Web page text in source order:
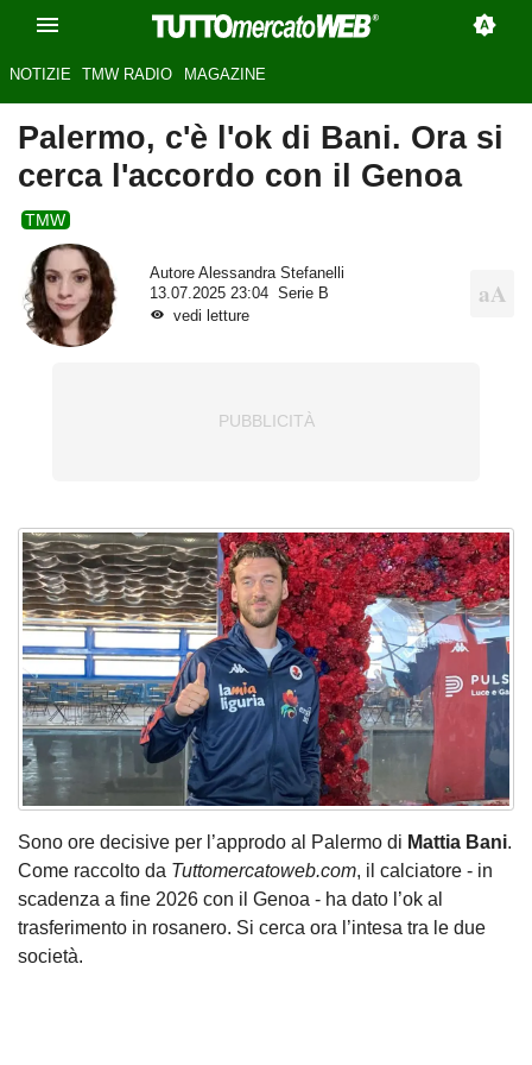
NOTIZIE TMW RADIO MAGAZINE
Palermo, c'è l'ok di Bani. Ora si
cerca l'accordo con il Genoa
TMW
Autore Alessandra Stefanelli
13.07.2025 23:04
Serie B
vedi letture
Sono ore decisive per l’approdo al Palermo di Mattia Bani.
Come raccolto da Tuttomercatoweb.com, il calciatore - in
scadenza a fine 2026 con il Genoa - ha dato l’ok al
trasferimento in rosanero. Si cerca ora l’intesa tra le due
società.